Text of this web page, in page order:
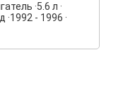
·5.6 л ·
·1992 - 1996 ·